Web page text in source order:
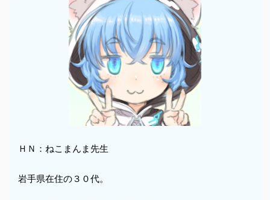
ＨＮ：ねこまんま先生
岩手県在住の３０代。